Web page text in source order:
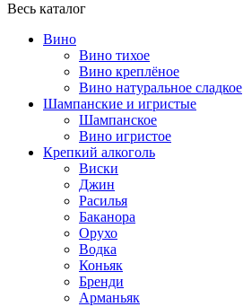
Весь каталог
Вино
Вино тихое
Вино креплёное
Вино натуральное сладкое
Шампанские и игристые
Шампанское
Вино игристое
Крепкий алкоголь
Виски
Джин
Расилья
Баканора
Орухо
Водка
Коньяк
Бренди
Арманьяк